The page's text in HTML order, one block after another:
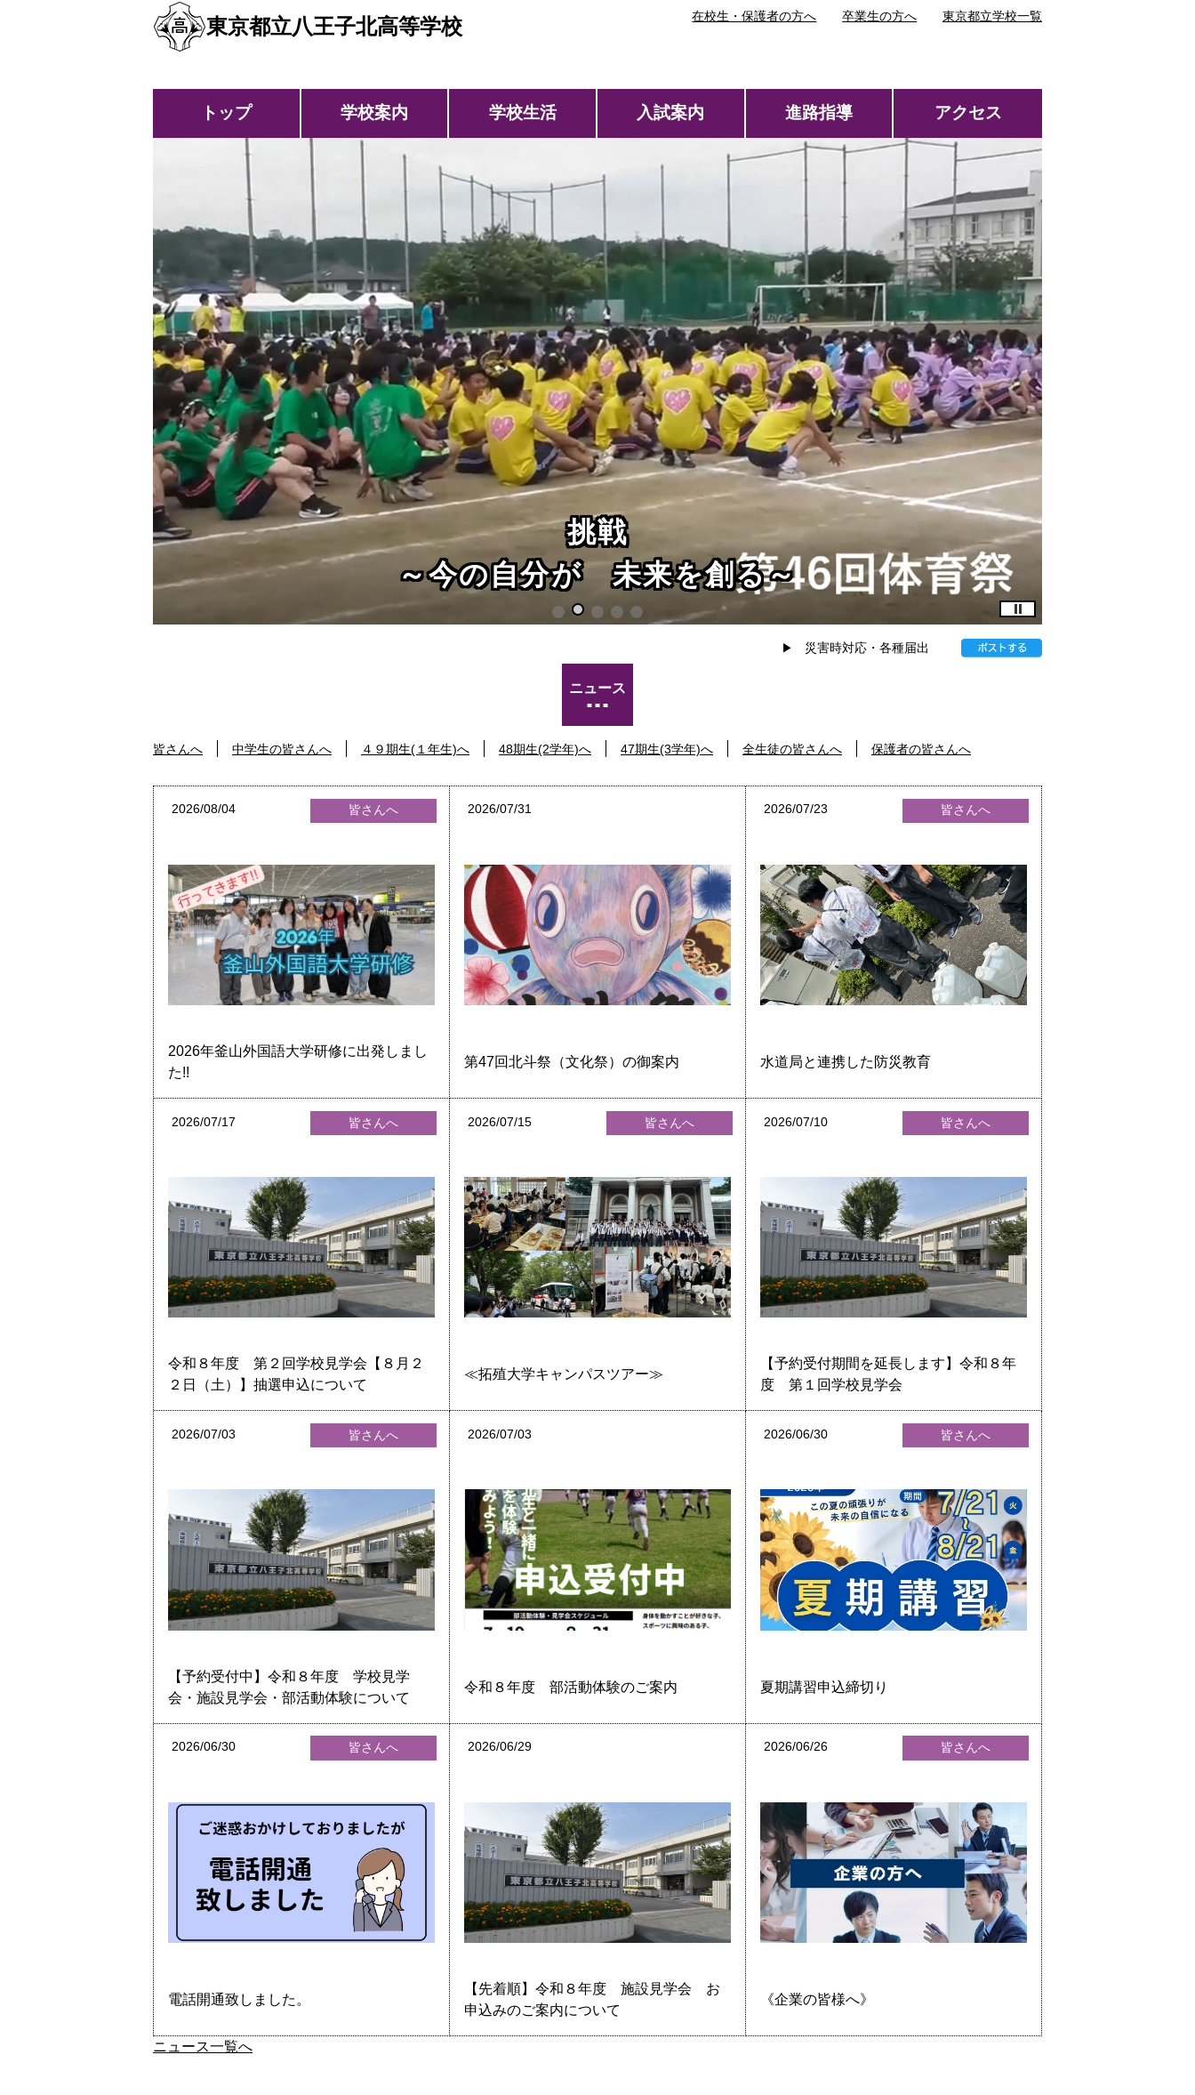
東京都立八王子北高等学校
トップ 学校案内 学校生活 入試案内 進路指導 アクセス
在校生・保護者の方へ 卒業生の方へ 東京都立学校一覧
挑戦
～今の自分が 未来を創る～
災害時対応・各種届出
ニュース
皆さんへ 中学生の皆さんへ ４９期生(１年生)へ 48期生(2学年)へ 47期生(3学年)へ 全生徒の皆さんへ 保護者の皆さんへ
2026/08/04 皆さんへ
2026年釜山外国語大学研修に出発しまし
た!!
2026/07/31
第47回北斗祭（文化祭）の御案内
2026/07/23 皆さんへ
水道局と連携した防災教育
2026/07/17 皆さんへ
令和８年度 第２回学校見学会【８月２
２日（土）】抽選申込について
2026/07/15 皆さんへ
≪拓殖大学キャンパスツアー≫
2026/07/10 皆さんへ
【予約受付期間を延長します】令和８年
度 第１回学校見学会
2026/07/03 皆さんへ
【予約受付中】令和８年度 学校見学
会・施設見学会・部活動体験について
2026/07/03
令和８年度 部活動体験のご案内
2026/06/30 皆さんへ
夏期講習申込締切り
2026/06/30 皆さんへ
電話開通致しました。
2026/06/29
【先着順】令和８年度 施設見学会 お
申込みのご案内について
2026/06/26 皆さんへ
《企業の皆様へ》
ニュース一覧へ